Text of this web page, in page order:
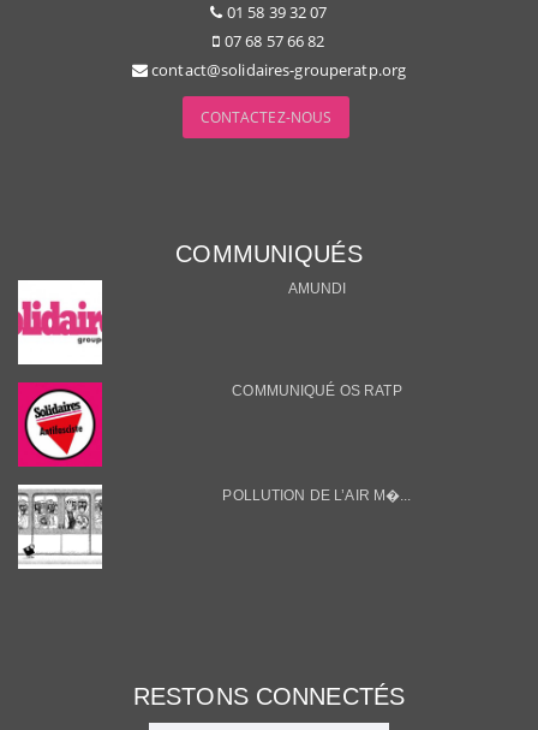
01 58 39 32 07
07 68 57 66 82
contact@solidaires-grouperatp.org
CONTACTEZ-NOUS
COMMUNIQUÉS
AMUNDI
COMMUNIQUÉ OS RATP
POLLUTION DE L’AIR M�...
RESTONS CONNECTÉS